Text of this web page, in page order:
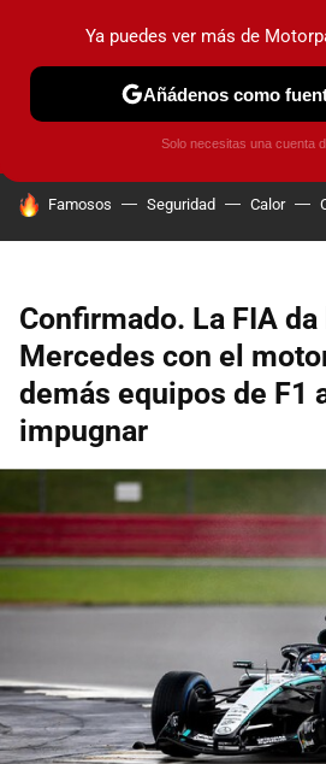
PRUEBAS COCHES ELÉCTRICOS
HOY SE HABLA DE
Famosos Seguridad Calor
Confirmado. La FIA
Mercedes con el
demás equipos de F1
impugnar
Ya puedes ver más de
Añádenos como
Solo necesitas una cuenta